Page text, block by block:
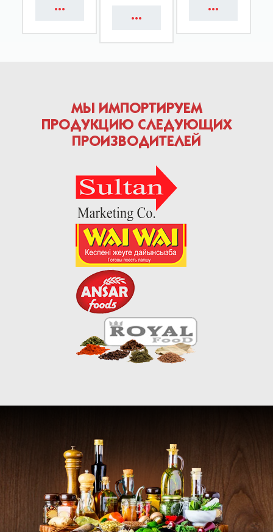
МЫ ИМПОРТИРУЕМ
ПРОДУКЦИЮ СЛЕДУЮЩИХ
ПРОИЗВОДИТЕЛЕЙ